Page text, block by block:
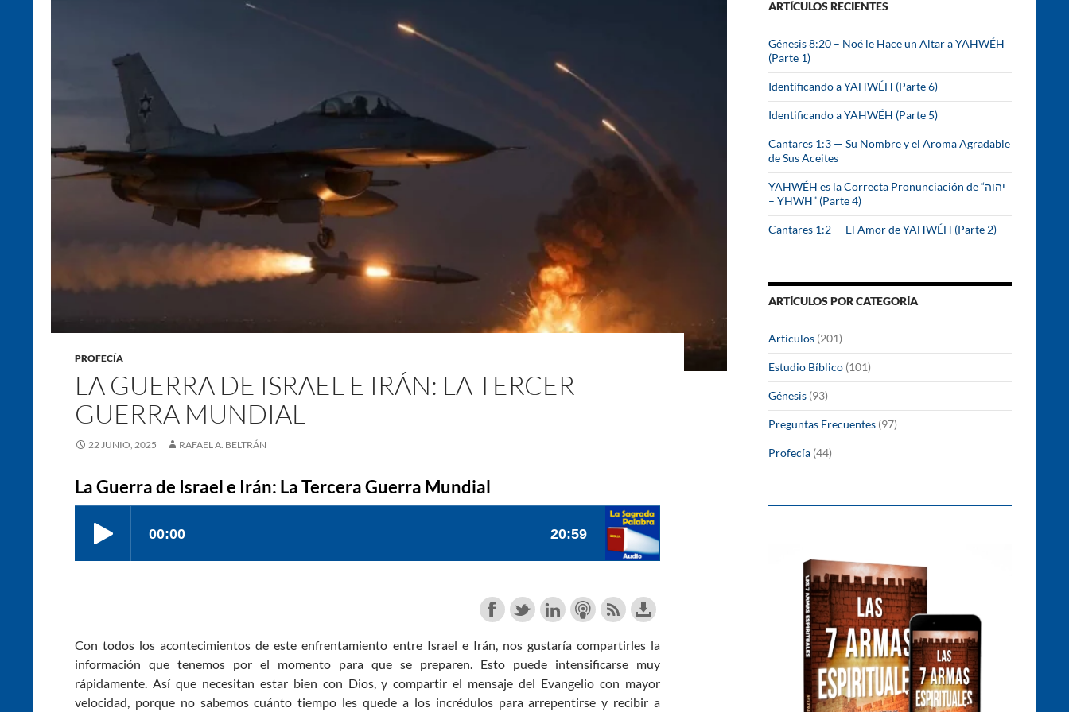
PROFECÍA
LA GUERRA DE ISRAEL E IRÁN: LA TERCER
GUERRA MUNDIAL
22 JUNIO, 2025 RAFAEL A. BELTRÁN
La Guerra de Israel e Irán: La Tercera Guerra Mundial
Con todos los acontecimientos de este enfrentamiento entre Israel e Irán, nos gustaría compartirles la
información que tenemos por el momento para que se preparen. Esto puede intensificarse muy
rápidamente. Así que necesitan estar bien con Dios, y compartir el mensaje del Evangelio con mayor
velocidad, porque no sabemos cuánto tiempo les quede a los incrédulos para arrepentirse y recibir a
r
ARTÍCULOS RECIENTES
Génesis 8:20 – Noé le Hace un Altar a YAHWÉH
(Parte 1)
Identificando a YAHWÉH (Parte 6)
Identificando a YAHWÉH (Parte 5)
Cantares 1:3 — Su Nombre y el Aroma Agradable
de Sus Aceites
YAHWÉH es la Correcta Pronunciación de “יהוה
– YHWH” (Parte 4)
Cantares 1:2 — El Amor de YAHWÉH (Parte 2)
ARTÍCULOS POR CATEGORÍA
Artículos (201)
Estudio Bíblico (101)
Génesis (93)
Preguntas Frecuentes (97)
Profecía (44)